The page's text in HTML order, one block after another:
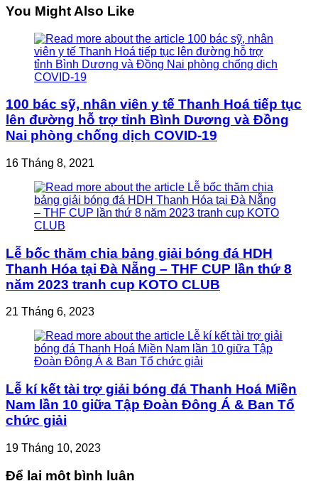
You Might Also Like
100 bác sỹ, nhân viên y tế Thanh Hoá tiếp tục
lên đường hỗ trợ tỉnh Bình Dương và Đồng
Nai phòng chống dịch COVID-19
16 Tháng 8, 2021
Lễ bốc thăm chia bảng giải bóng đá HDH
Thanh Hóa tại Đà Nẵng – THF CUP lần thứ 8
năm 2023 tranh cup KOTO CLUB
21 Tháng 6, 2023
Lễ kí kết tài trợ giải bóng đá Thanh Hoá Miền
Nam lần 10 giữa Tập Đoàn Đông Á & Ban Tổ
chức giải
19 Tháng 10, 2023
Để lại một bình luận